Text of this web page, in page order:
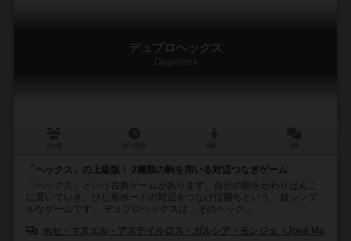
デュプロヘックス
DuploHex
「ヘックス」の上級版！ 2種類の駒を用いる対辺つなぎゲーム
「ヘックス」という古典ゲームがあります。自分の駒をかわりばんこ
に置いていき、ひし形ボードの対辺をつなげば勝ちという、超シンプ
ルなゲームです。 デュプロヘックスは、そのヘック...
ホセ・マヌエル・アステイルロス・ガルシア・モンジェ（José